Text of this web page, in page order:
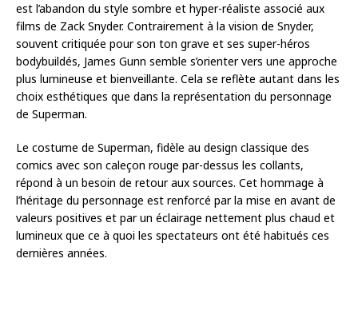
est l’abandon du style sombre et hyper-réaliste associé aux
films de Zack Snyder. Contrairement à la vision de Snyder,
souvent critiquée pour son ton grave et ses super-héros
bodybuildés, James Gunn semble s’orienter vers une approche
plus lumineuse et bienveillante. Cela se reflète autant dans les
choix esthétiques que dans la représentation du personnage
de Superman.
Le costume de Superman, fidèle au design classique des
comics avec son caleçon rouge par-dessus les collants,
répond à un besoin de retour aux sources. Cet hommage à
l’héritage du personnage est renforcé par la mise en avant de
valeurs positives et par un éclairage nettement plus chaud et
lumineux que ce à quoi les spectateurs ont été habitués ces
dernières années.